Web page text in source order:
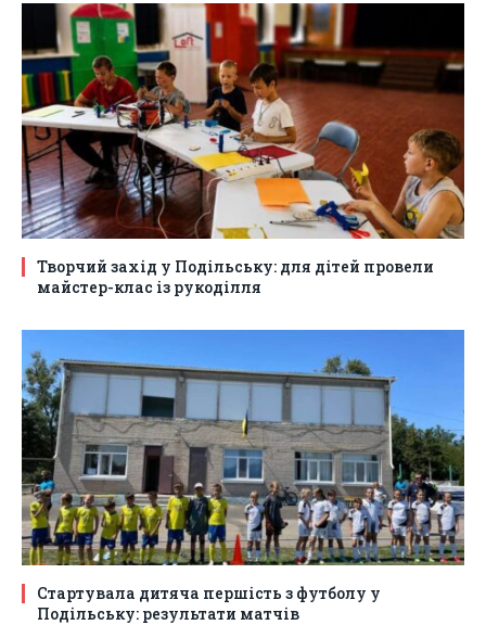
Творчий захід у Подільську: для дітей провели
майстер-клас із рукоділля
Стартувала дитяча першість з футболу у
Подільську: результати матчів